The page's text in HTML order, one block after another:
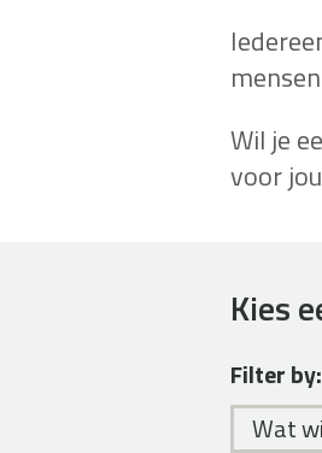
Wil je
voor
Kies
Filter by:
Wat